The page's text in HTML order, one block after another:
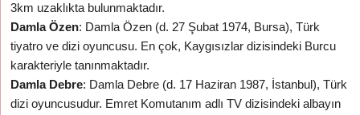
3km uzaklıkta bulunmaktadır.
Damla Özen: Damla Özen (d. 27 Şubat 1974, Bursa), Türk
tiyatro ve dizi oyuncusu. En çok, Kaygısızlar dizisindeki Burcu
karakteriyle tanınmaktadır.
Damla Debre: Damla Debre (d. 17 Haziran 1987, İstanbul), Türk
dizi oyuncusudur. Emret Komutanım adlı TV dizisindeki albayın